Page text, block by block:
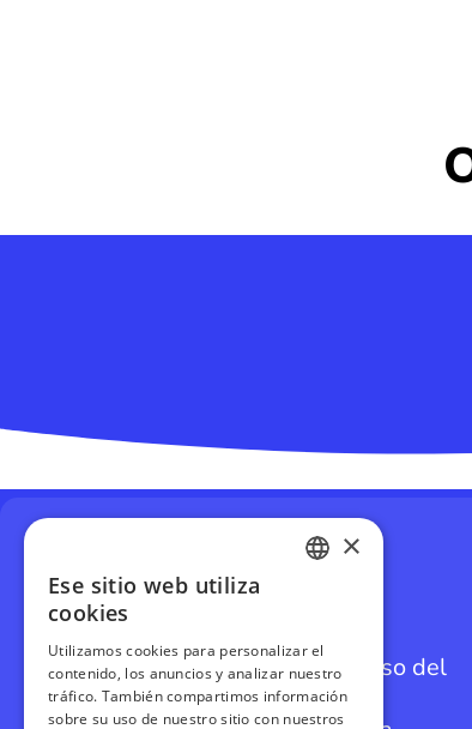
Vive la aventura del Descenso del
Sella con Jaire Aventuras.
ENGLISH
GERMAN
×
Ese sitio web utiliza
cookies
Utilizamos cookies para personalizar el
contenido, los anuncios y analizar nuestro
tráfico. También compartimos información
sobre su uso de nuestro sitio con nuestros